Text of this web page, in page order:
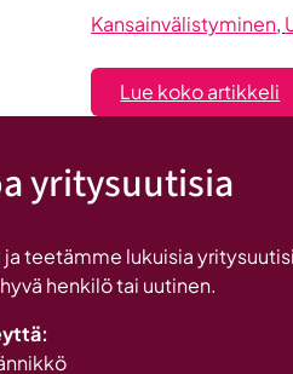
Kansainvälistyminen,
Lue koko artikkeli
yritysuutisia
ja teetämme lukuisia
henkilö tai uutinen.